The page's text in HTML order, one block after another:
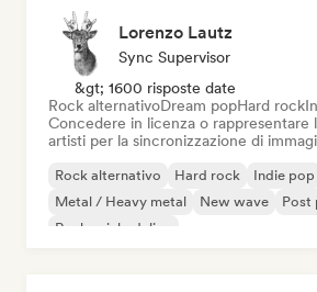
Lorenzo Lautz
Sync Supervisor
&gt; 1600 risposte date
Rock alternativoDream popHard rock
Concedere in licenza o rappresentare
artisti per la sincronizzazione di
Rock alternativo Hard rock Indie pop
Metal / Heavy metal
New wave
Post
Rock psichedelico